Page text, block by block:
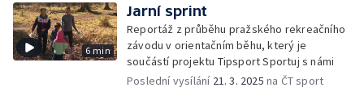
6 min
Jarní sprint
Reportáž z průběhu pražského rekreačního
závodu v orientačním běhu, který je
součástí projektu Tipsport Sportuj s námi
Poslední vysílání 21. 3. 2025 na ČT sport